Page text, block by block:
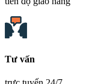
Tư vấn